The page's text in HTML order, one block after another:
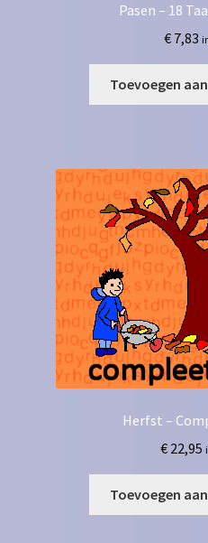
Pasen – 18
€7,83
Toevoegen
Herfst –
€22,95
Toevoegen